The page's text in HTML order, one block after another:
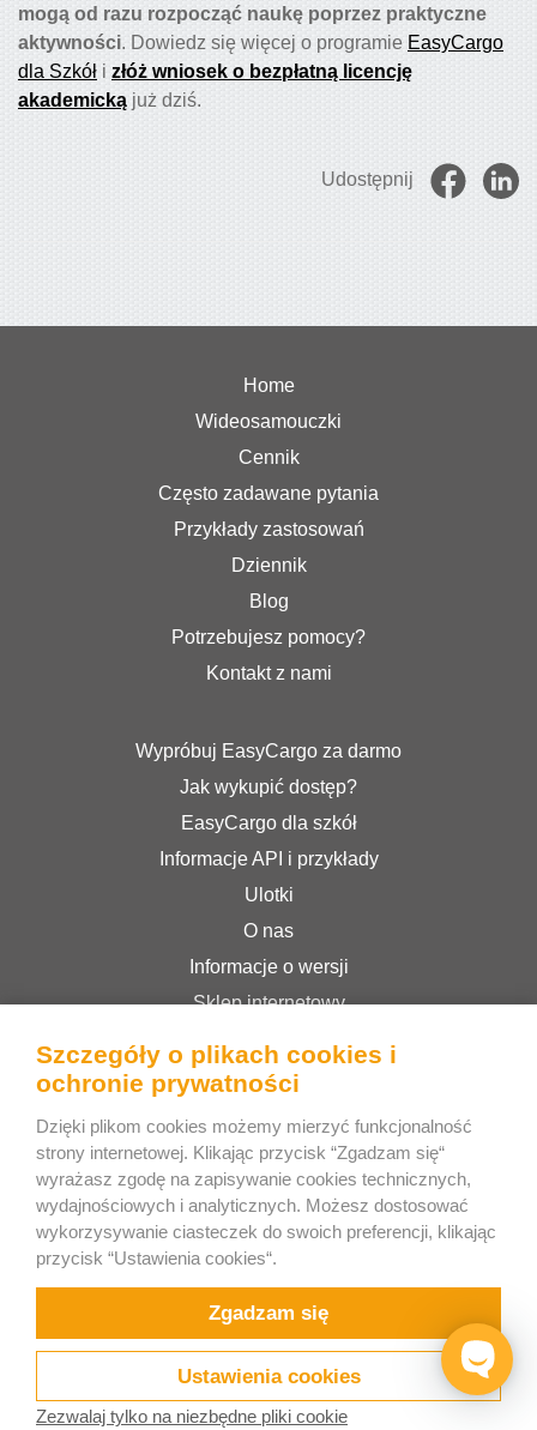
mogą od razu rozpocząć naukę poprzez praktyczne
aktywności. Dowiedz się więcej o programie EasyCargo
dla Szkół i złóż wniosek o bezpłatną licencję
akademicką już dziś.
Udostępnij
Home
Wideosamouczki
Cennik
Często zadawane pytania
Przykłady zastosowań
Dziennik
Blog
Potrzebujesz pomocy?
Kontakt z nami
Wypróbuj EasyCargo za darmo
Jak wykupić dostęp?
EasyCargo dla szkół
Informacje API i przykłady
Ulotki
O nas
Informacje o wersji
Sklep internetowy
Polityka prywatności
Bee Interactive s.r.o.
U Pekarky 484/1a
180 00 Prague 8 – Liben
Republika Czeska
Szczegóły o plikach cookies i
ochronie prywatności
Dzięki plikom cookies możemy mierzyć funkcjonalność
strony internetowej. Klikając przycisk “Zgadzam się“
wyrażasz zgodę na zapisywanie cookies technicznych,
wydajnościowych i analyticznych. Możesz dostosować
wykorzysywanie ciasteczek do swoich preferencji, klikając
przycisk “Ustawienia cookies“.
Zgadzam się
Ustawienia cookies
Zezwalaj tylko na niezbędne pliki cookie